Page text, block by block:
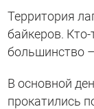
Территория
байкеров.
большинство
В основной
прокатились